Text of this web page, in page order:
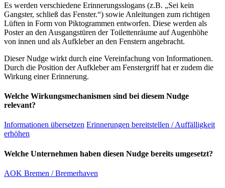
Es werden verschiedene Erinnerungsslogans (z.B. „Sei kein
Gangster, schließ das Fenster.“) sowie Anleitungen zum richtigen
Lüften in Form von Piktogrammen entworfen. Diese werden als
Poster an den Ausgangstüren der Toilettenräume auf Augenhöhe
von innen und als Aufkleber an den Fenstern angebracht.
Dieser Nudge wirkt durch eine Vereinfachung von Informationen.
Durch die Position der Aufkleber am Fenstergriff hat er zudem die
Wirkung einer Erinnerung.
Welche Wirkungsmechanismen sind bei diesem Nudge
relevant?
Informationen übersetzen Erinnerungen bereitstellen / Auffälligkeit
erhöhen
Welche Unternehmen haben diesen Nudge bereits umgesetzt?
AOK Bremen / Bremerhaven